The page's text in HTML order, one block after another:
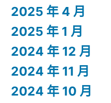
2025 年 4 月
2025 年 1 月
2024 年 12 月
2024 年 11 月
2024 年 10 月